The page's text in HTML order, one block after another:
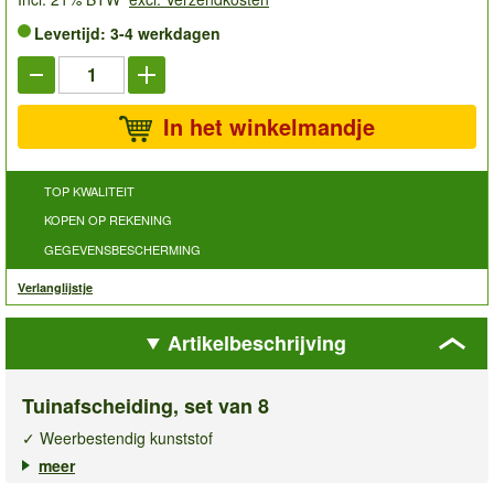
Levertijd: 3-4 werkdagen
In het winkelmandje
TOP KWALITEIT
KOPEN OP REKENING
GEGEVENSBESCHERMING
Verlanglijstje
Artikelbeschrijving
Tuinafscheiding, set van 8
✓ Weerbestendig kunststof
✓ Messing-look
meer